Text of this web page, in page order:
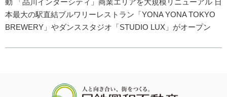
本最大の駅直結ブルワリーレストラン「YONA YONA TOKYO
BREWERY」やダンススタジオ「STUDIO LUX」がオープン